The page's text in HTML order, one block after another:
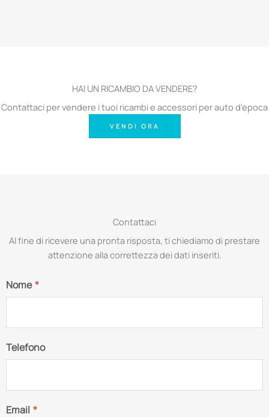
HAI UN RICAMBIO DA VENDERE?
Contattaci per vendere i tuoi ricambi e accessori per auto d'epoca
VENDI ORA
Contattaci
Al fine di ricevere una pronta risposta, ti chiediamo di prestare
attenzione alla correttezza dei dati inseriti.
Nome*
Telefono
Email *